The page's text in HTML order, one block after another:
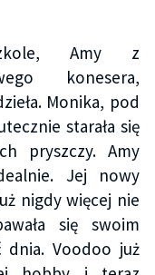
Amy z
konesera,
Monika, pod
starała się
pryszczy. Amy
Jej nowy
nigdy więcej nie
się swoim
dnia. Voodoo już